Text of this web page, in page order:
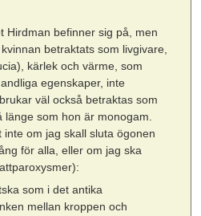
Hirdman befinner sig på, men
betraktats som livgivare,
kärlek och värme, som
egenskaper, inte
väl också betraktas som
som hon är monogam.
om jag skall sluta ögonen
för alla, eller om jag ska
som i det antika
mellan kroppen och